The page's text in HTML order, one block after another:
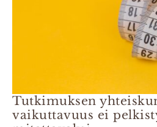
Tutkimuksen
vaikuttavuus ei